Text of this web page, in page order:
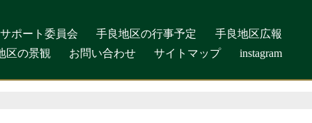
ポート委員会 手良地区の行事予定
手良地区広報
区の景観
お問い合わせ サイトマップ instagram
ポート委員会 手良地区の行事予定
手良地区広報
区の景観
お問い合わせ サイトマップ instagram